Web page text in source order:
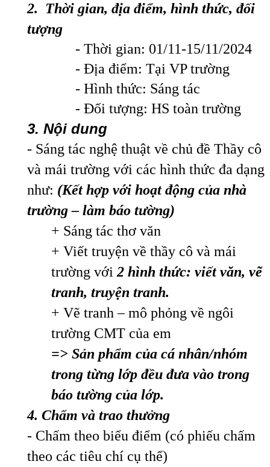
2. Thời gian, địa điểm, hình thức, đối
tượng
- Thời gian: 01/11-15/11/2024
- Địa điểm: Tại VP trường
- Hình thức: Sáng tác
- Đối tượng: HS toàn trường
3. Nội dung
- Sáng tác nghệ thuật về chủ đề Thầy cô
và mái trường với các hình thức đa dạng
như: (Kết hợp với hoạt động của nhà
trường – làm báo tường)
+ Sáng tác thơ văn
+ Viết truyện về thầy cô và mái
trường với 2 hình thức: viết văn, vẽ
tranh, truyện tranh.
+ Vẽ tranh – mô phỏng về ngôi
trường CMT của em
=> Sản phẩm của cá nhân/nhóm
trong từng lớp đều đưa vào trong
báo tường của lớp.
4. Chấm và trao thưởng
- Chấm theo biểu điểm (có phiếu chấm
theo các tiêu chí cụ thể)